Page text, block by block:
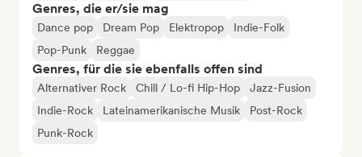
Genres, die er/sie mag
Dance pop Dream Pop Elektropop
Indie-Folk
Pop-Punk
Reggae
Genres, für die sie ebenfalls offen sind
Alternativer Rock Chill / Lo-fi Hip-Hop
Jazz-Fusion
Indie-Rock
Lateinamerikanische Musik
Post-Rock
Punk-Rock